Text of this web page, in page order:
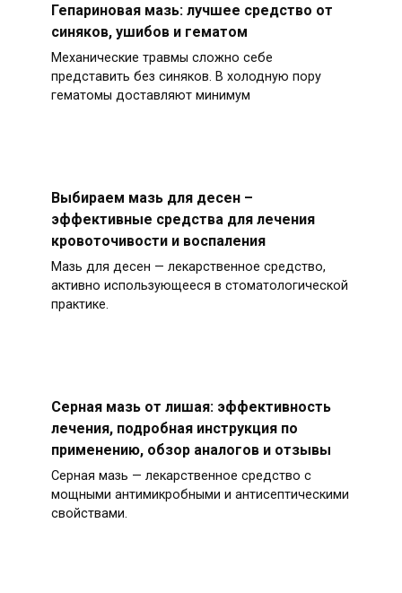
Гепариновая мазь: лучшее средство от
синяков, ушибов и гематом
Механические травмы сложно себе
представить без синяков. В холодную пору
гематомы доставляют минимум
Выбираем мазь для десен –
эффективные средства для лечения
кровоточивости и воспаления
Мазь для десен — лекарственное средство,
активно использующееся в стоматологической
практике.
Серная мазь от лишая: эффективность
лечения, подробная инструкция по
применению, обзор аналогов и отзывы
Серная мазь — лекарственное средство с
мощными антимикробными и антисептическими
свойствами.